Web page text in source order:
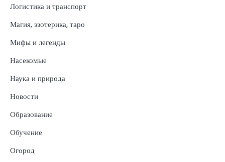
Логистика и транспорт
Магия, эзотерика, таро
Мифы и легенды
Насекомые
Наука и природа
Новости
Образование
Обучение
Огород